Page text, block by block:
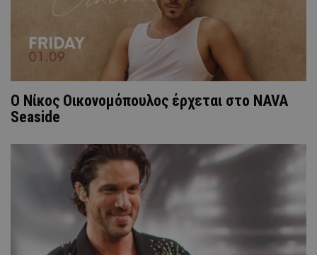
Ο Νίκος Οικονομόπουλος έρχεται στο NAVA
Seaside